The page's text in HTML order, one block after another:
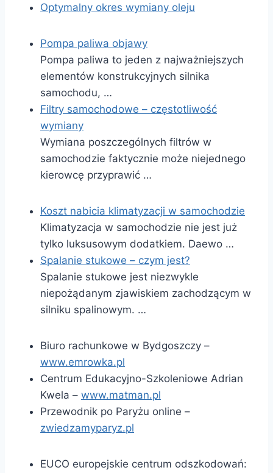
Optymalny okres wymiany oleju
Pompa paliwa objawy
Pompa paliwa to jeden z najważniejszych
elementów konstrukcyjnych silnika
samochodu, …
Filtry samochodowe – częstotliwość
wymiany
Wymiana poszczególnych filtrów w
samochodzie faktycznie może niejednego
kierowcę przyprawić …
Koszt nabicia klimatyzacji w samochodzie
Klimatyzacja w samochodzie nie jest już
tylko luksusowym dodatkiem. Daewo …
Spalanie stukowe – czym jest?
Spalanie stukowe jest niezwykle
niepożądanym zjawiskiem zachodzącym w
silniku spalinowym. …
Biuro rachunkowe w Bydgoszczy –
www.emrowka.pl
Centrum Edukacyjno-Szkoleniowe Adrian
Kwela – www.matman.pl
Przewodnik po Paryżu online –
zwiedzamyparyz.pl
EUCO europejskie centrum odszkodowań: